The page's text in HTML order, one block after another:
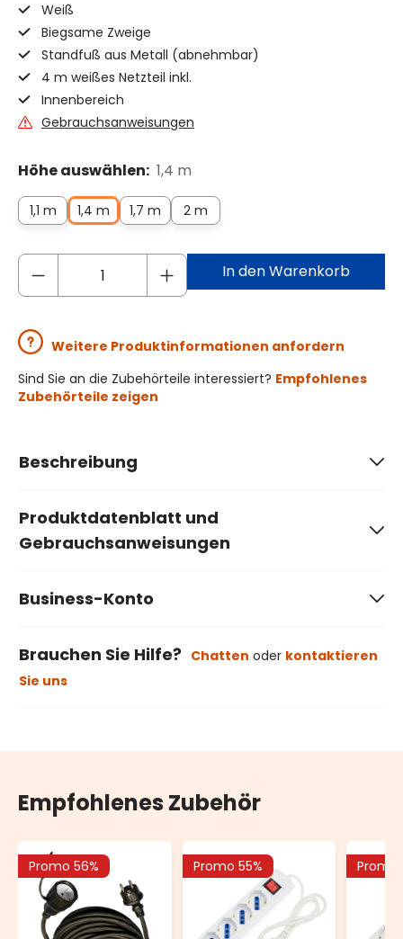
Weiß
Biegsame Zweige
Standfuß aus Metall (abnehmbar)
4 m weißes Netzteil inkl.
Innenbereich
Gebrauchsanweisungen
Höhe auswählen: 1,4 m
1,1 m 1,4 m 1,7 m 2 m
In den Warenkorb
Weitere Produktinformationen anfordern
Sind Sie an die Zubehörteile interessiert? Empfohlenes
Zubehörteile zeigen
Beschreibung
Produktdatenblatt und
Gebrauchsanweisungen
Business-Konto
Brauchen Sie Hilfe? Chatten oder kontaktieren
Sie uns
Empfohlenes Zubehör
Promo 56% Promo 55% Promo